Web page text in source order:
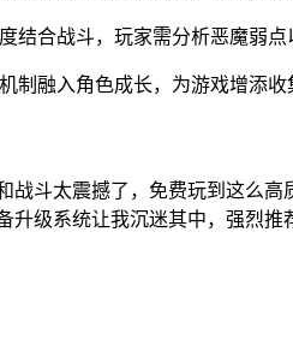
合战斗，玩家需分析恶魔弱点
融入角色成长，为游戏增添收
斗太震撼了，免费玩到这么
升级系统让我沉迷其中，强烈